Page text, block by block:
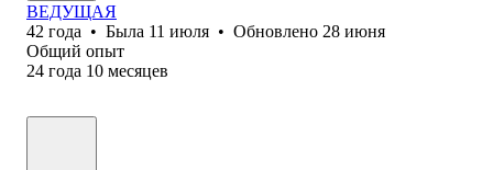
ВЕДУЩАЯ
42 года • Была 11 июля • Обновлено 28 июня
Общий опыт
24 года 10 месяцев